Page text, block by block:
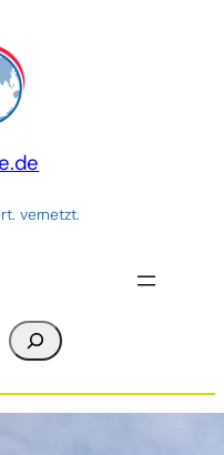
vernetzt.